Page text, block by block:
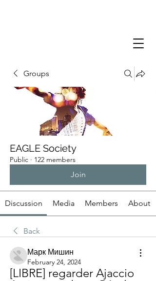
Groups
EAGLE Society
Public · 122 members
Join
Discussion Media Members About
Back
Марк Мишин
February 24, 2024
[LIBRE] regarder Ajaccio